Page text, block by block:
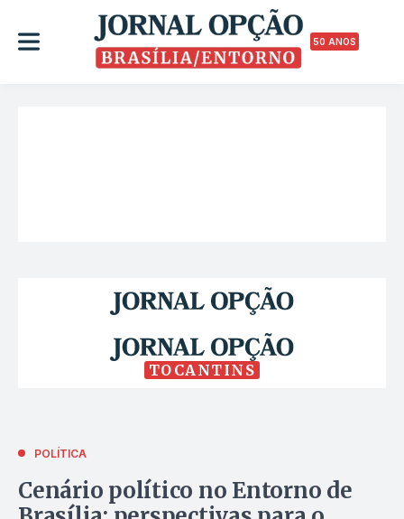
50 ANOS
TOCANTINS
POLÍTICA
Cenário político no Entorno de